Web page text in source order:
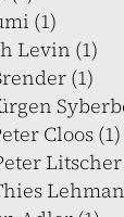
(1)
Levin (1)
(1)
Cloos (1)
Litscher